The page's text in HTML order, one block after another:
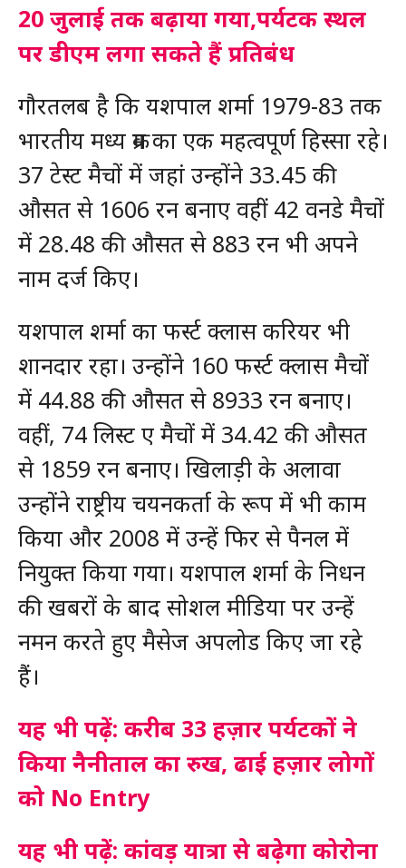
20 जुलाई तक बढ़ाया गया,पर्यटक स्थल
पर डीएम लगा सकते हैं प्रतिबंध
गौरतलब है कि यशपाल शर्मा 1979-83 तक
भारतीय मध्य क्रम का एक महत्वपूर्ण हिस्सा रहे।
37 टेस्ट मैचों में जहां उन्होंने 33.45 की
औसत से 1606 रन बनाए वहीं 42 वनडे मैचों
में 28.48 की औसत से 883 रन भी अपने
नाम दर्ज किए।
यशपाल शर्मा का फर्स्ट क्लास करियर भी
शानदार रहा। उन्होंने 160 फर्स्ट क्लास मैचों
में 44.88 की औसत से 8933 रन बनाए।
वहीं, 74 लिस्ट ए मैचों में 34.42 की औसत
से 1859 रन बनाए। खिलाड़ी के अलावा
उन्होंने राष्ट्रीय चयनकर्ता के रूप में भी काम
किया और 2008 में उन्हें फिर से पैनल में
नियुक्त किया गया। यशपाल शर्मा के निधन
की खबरों के बाद सोशल मीडिया पर उन्हें
नमन करते हुए मैसेज अपलोड किए जा रहे
हैं।
यह भी पढ़ें: करीब 33 हज़ार पर्यटकों ने
किया नैनीताल का रुख, ढाई हज़ार लोगों
को No Entry
यह भी पढ़ें: कांवड़ यात्रा से बढ़ेगा कोरोना